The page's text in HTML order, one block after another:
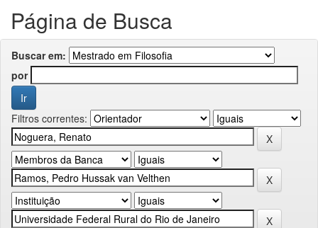
Página de Busca
Buscar em:
por
Filtros correntes: